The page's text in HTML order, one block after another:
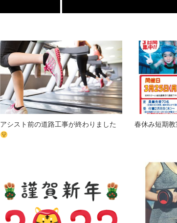
アシスト前の道路工事が終わりました 春休み短期